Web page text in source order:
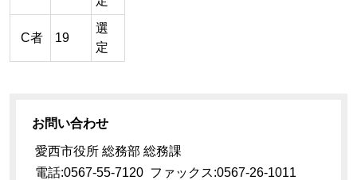
C者 19
選
定
お問い合わせ
愛西市役所 総務部 総務課
電話:0567-55-7120 ファックス:0567-26-1011